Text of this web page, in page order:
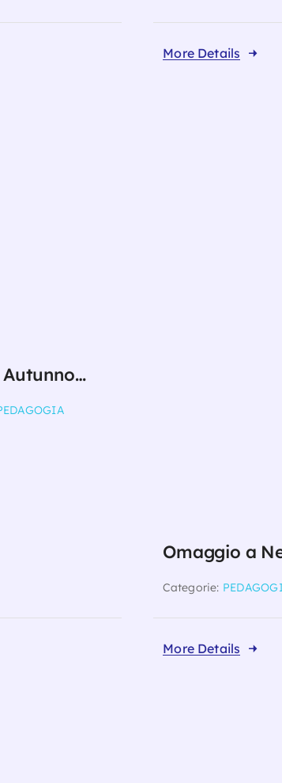
More Details
Autunno…
Omaggio a
Categorie:
More Details